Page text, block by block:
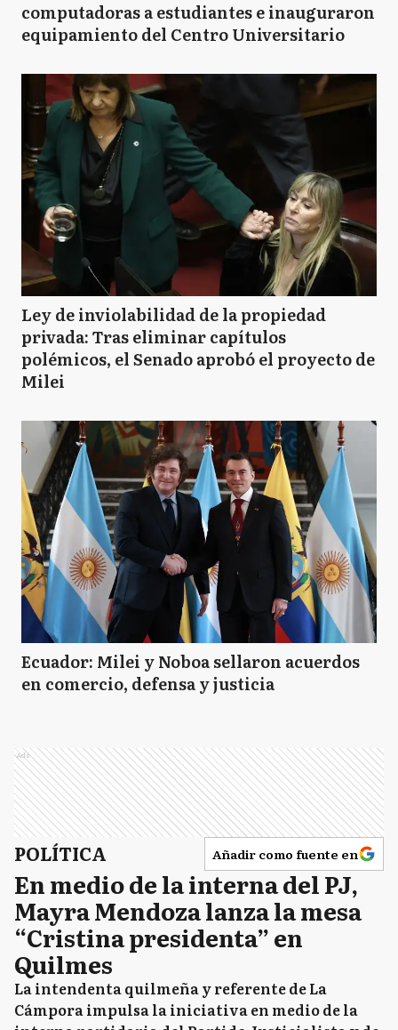
computadoras a estudiantes e inauguraron
equipamiento del Centro Universitario
Ley de inviolabilidad de la propiedad
privada: Tras eliminar capítulos
polémicos, el Senado aprobó el proyecto de
Milei
Ecuador: Milei y Noboa sellaron acuerdos
en comercio, defensa y justicia
Ads
POLÍTICA Añadir como fuente en
En medio de la interna del PJ,
Mayra Mendoza lanza la mesa
“Cristina presidenta” en
Quilmes
La intendenta quilmeña y referente de La
Cámpora impulsa la iniciativa en medio de la